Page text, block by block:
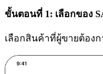
ขั้นตอนที่ 1: เลือกของ
เลือกสินค้าที่ผู้ขายต้อง